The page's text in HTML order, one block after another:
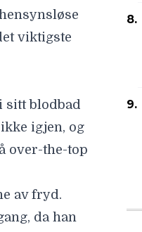
viktigste
sitt blodbad
igjen, og
over-the-top
av fryd.
da han